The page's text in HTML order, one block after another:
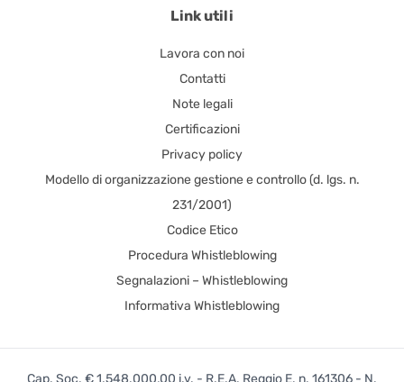
Link utili
Lavora con noi
Contatti
Note legali
Certificazioni
Privacy policy
Modello di organizzazione gestione e controllo (d. lgs. n.
231/2001)
Codice Etico
Procedura Whistleblowing
Segnalazioni – Whistleblowing
Informativa Whistleblowing
Cap. Soc. € 1.548.000,00 i.v. - R.E.A. Reggio E. n. 161306 - N.